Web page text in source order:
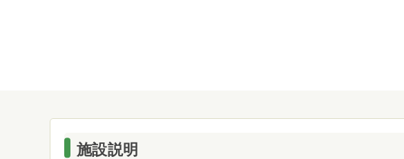
施設説明